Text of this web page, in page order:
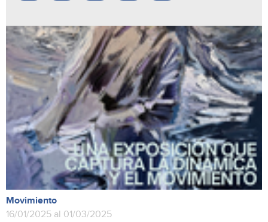
Movimiento
16/01/2025 al 01/03/2025